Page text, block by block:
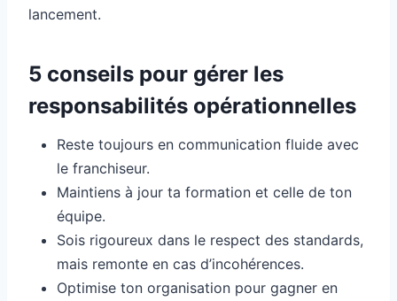
lancement.
5 conseils pour gérer les
responsabilités opérationnelles
Reste toujours en communication fluide avec
le franchiseur.
Maintiens à jour ta formation et celle de ton
équipe.
Sois rigoureux dans le respect des standards,
mais remonte en cas d’incohérences.
Optimise ton organisation pour gagner en